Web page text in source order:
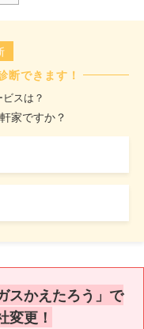
断できます！
スは？
家ですか？
スかえたろう」で
変更！